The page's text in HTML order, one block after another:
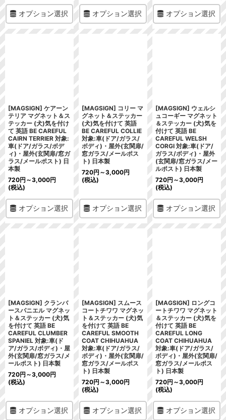
オプション選択 オプション選択 オプション選択
[MAGSIGN] ケアーン
テリア マグネット＆ス
テッカー (犬)気を付け
て 英語 BE CAREFUL
CAIRN TERRIER 対象:
車(ドア/ガラス/ボデ
ィ)・屋外(玄関扉/窓ガ
ラス/メールポスト) 日
本製
720円 ～3,000円
(税込)
オプション選択
[MAGSIGN] コリー マ
グネット＆ステッカー
(犬)気を付けて 英語
BE CAREFUL COLLIE
対象:車(ドア/ガラス/
ボディ)・屋外(玄関扉/
窓ガラス/メールポス
ト) 日本製
720円 ～3,000円
(税込)
オプション選択
[MAGSIGN] ウェルシ
ュコーギー マグネット
＆ステッカー (犬)気を
付けて 英語 BE
CAREFUL WELSH
CORGI 対象:車(ドア/
ガラス/ボディ)・屋外
(玄関扉/窓ガラス/メー
ルポスト) 日本製
720円 ～3,000円
(税込)
オプション選択
[MAGSIGN] クランバ
ースパニエル マグネッ
ト＆ステッカー (犬)気
を付けて 英語 BE
CAREFUL CLUMBER
SPANIEL 対象:車(ド
ア/ガラス/ボディ)・屋
外(玄関扉/窓ガラス/メ
ールポスト) 日本製
720円 ～3,000円
(税込)
オプション選択
[MAGSIGN] スムース
コートチワワ マグネッ
ト＆ステッカー (犬)気
を付けて 英語 BE
CAREFUL SMOOTH
COAT CHIHUAHUA
対象:車(ドア/ガラス/
ボディ)・屋外(玄関扉/
窓ガラス/メールポス
ト) 日本製
720円 ～3,000円
(税込)
オプション選択
[MAGSIGN] ロングコ
ートチワワ マグネット
＆ステッカー (犬)気を
付けて 英語 BE
CAREFUL LONG
COAT CHIHUAHUA
対象:車(ドア/ガラス/
ボディ)・屋外(玄関扉/
窓ガラス/メールポス
ト) 日本製
720円 ～3,000円
(税込)
オプション選択